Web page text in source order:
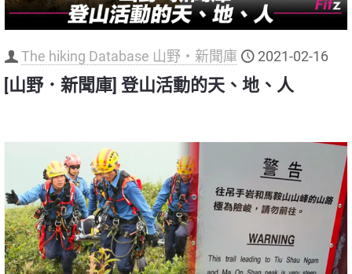
The hiking Database 山野‧新聞庫 2021-02-16
[山野．新聞庫] 登山活動的天、地、人